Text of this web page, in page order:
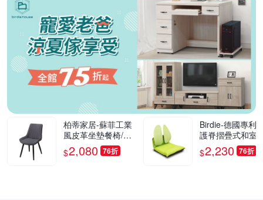
柏蒂家居-蘇菲工業
風皮革坐墊餐椅/休
閒椅(單椅)-55x42x8
2cm
$2,080 76折
Birdie-德國專利
護脊摺疊式和室
綠色-
$2,230 76折